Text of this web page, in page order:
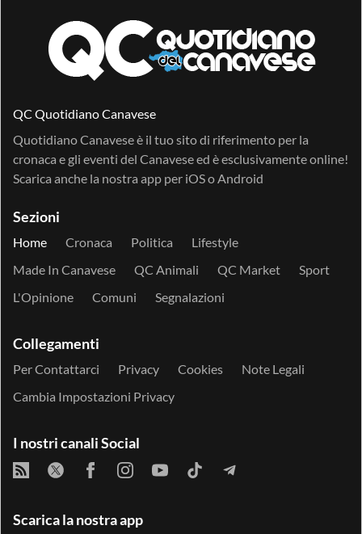
QC Quotidiano Canavese
Quotidiano Canavese è il tuo sito di riferimento per la
cronaca e gli eventi del Canavese ed è esclusivamente online!
Scarica anche la nostra app per iOSo Android
Sezioni
Home Cronaca Politica
Lifestyle
Made In Canavese
QC Animali QC Market
Sport
L'Opinione
Comuni Segnalazioni
Collegamenti
Per Contattarci Privacy Cookies
Note Legali
Cambia Impostazioni Privacy
I nostri canali Social
Scarica la nostra app